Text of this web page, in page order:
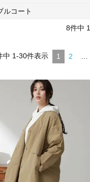
ルコート
8件中 1
中 1-30件表示 1 2